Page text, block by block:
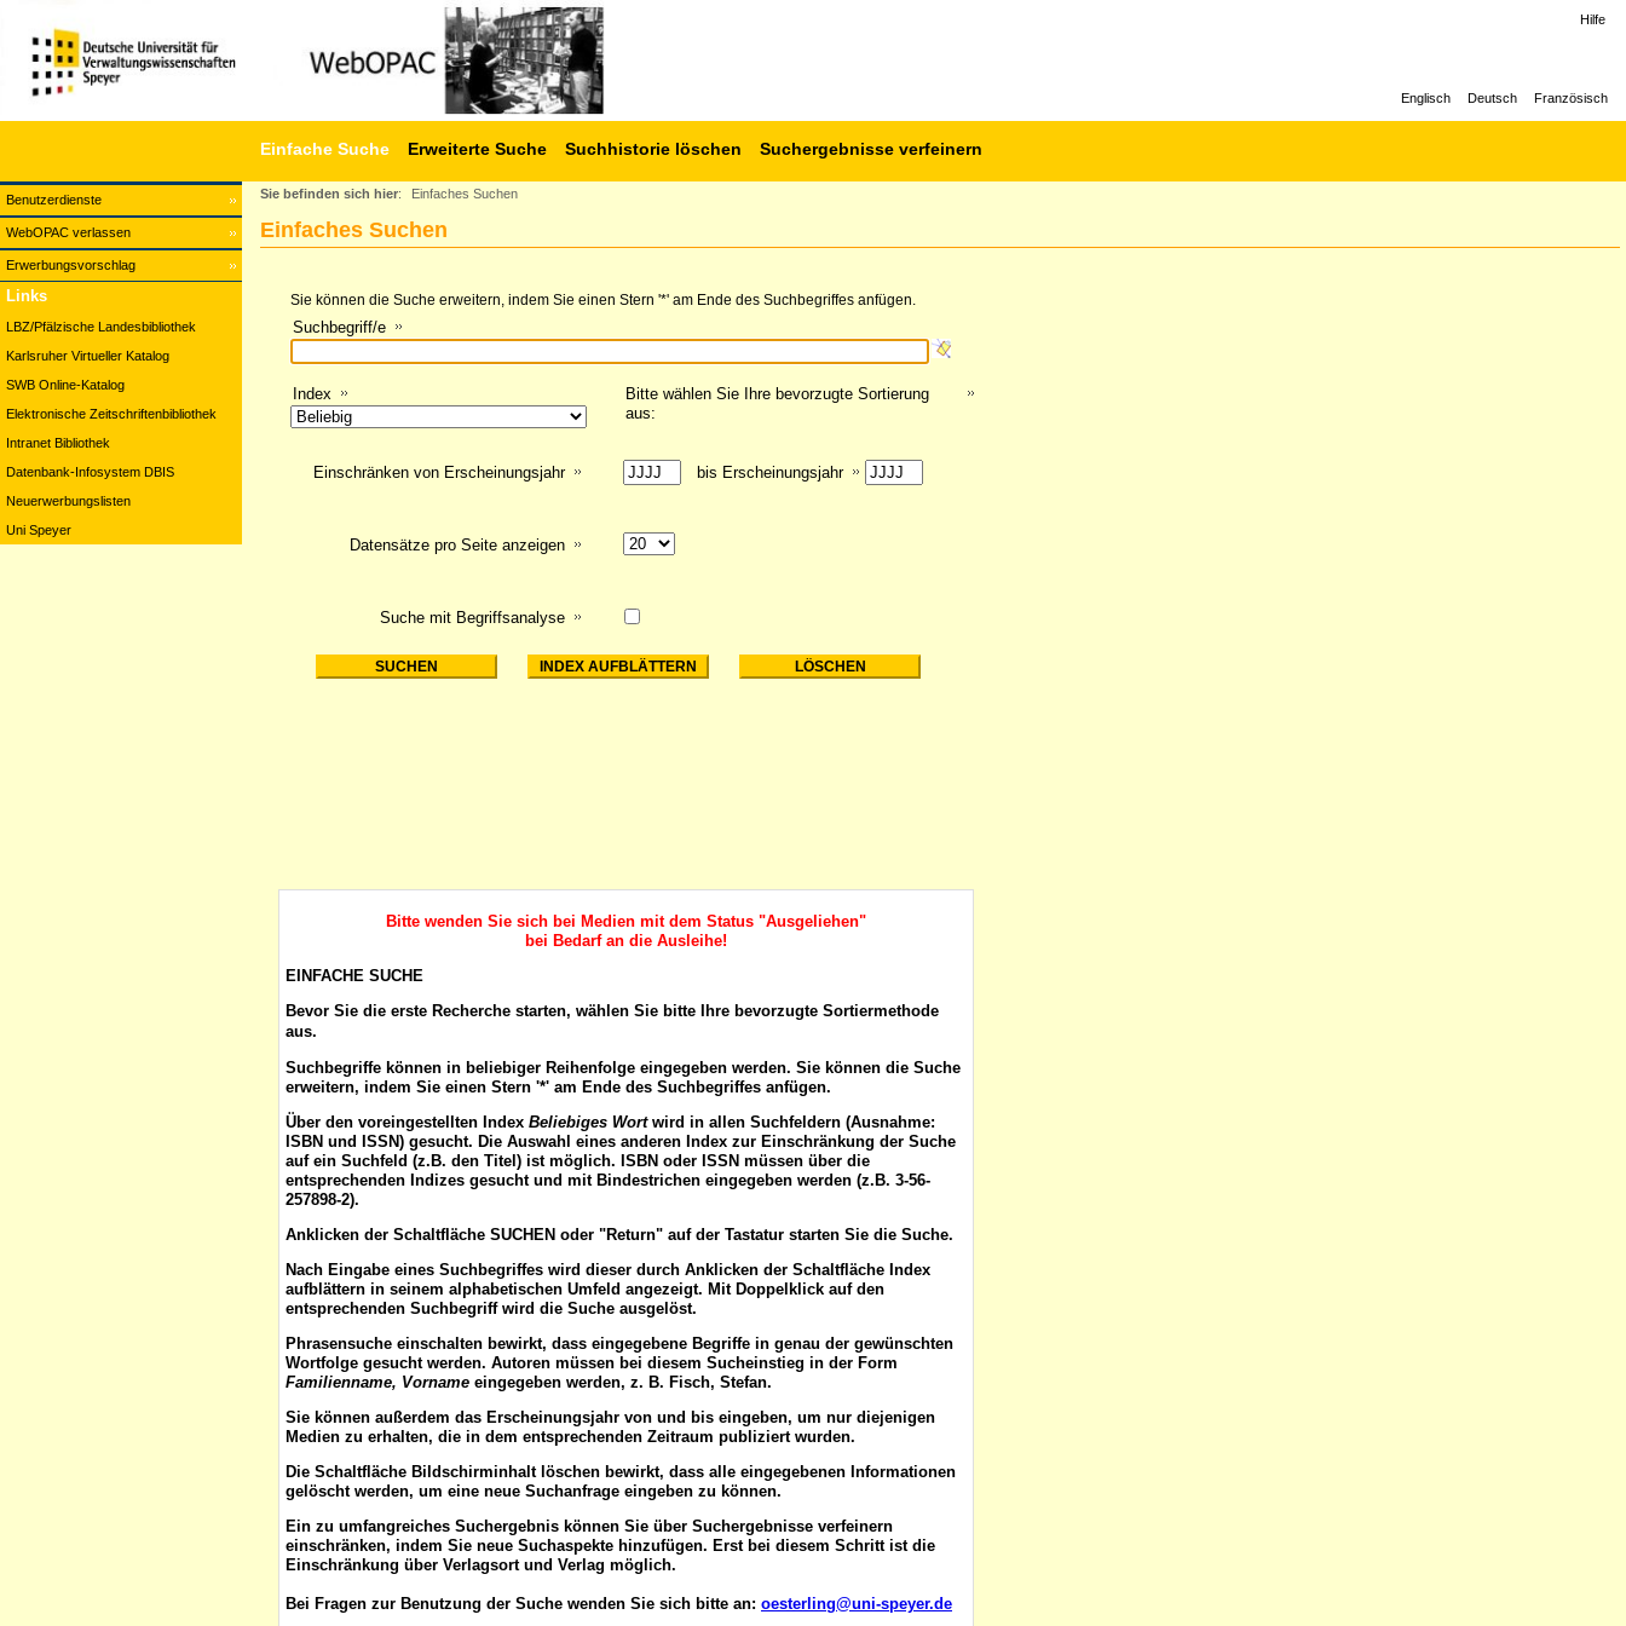
Benutzerdienste
WebOPAC verlassen
Erwerbungsvorschlag
Einfache Suche Erweiterte Suche Suchhistorie löschen Suchergebnisse verfeinern
Hilfe
Englisch Deutsch Französisch
Links
LBZ/Pfälzische Landesbibliothek
Karlsruher Virtueller Katalog
SWB Online-Katalog
Elektronische Zeitschriftenbibliothek
Intranet Bibliothek
Datenbank-Infosystem DBIS
Neuerwerbungslisten
Uni Speyer
Sie befinden sich hier: Einfaches Suchen
Einfaches Suchen
Sie können die Suche erweitern, indem Sie einen Stern '*' am Ende des Suchbegriffes anfügen.
Suchbegriff/e
Index
Bitte wählen Sie Ihre bevorzugte Sortierung
aus:
Suche mit Begriffsanalyse
Einschränken von Erscheinungsjahr bis Erscheinungsjahr
Datensätze pro Seite anzeigen
Bitte wenden Sie sich bei Medien mit dem Status "Ausgeliehen"
bei Bedarf an die Ausleihe!
EINFACHE SUCHE
Bevor Sie die erste Recherche starten, wählen Sie bitte Ihre bevorzugte Sortiermethode
aus.
Suchbegriffe können in beliebiger Reihenfolge eingegeben werden. Sie können die Suche
erweitern, indem Sie einen Stern '*' am Ende des Suchbegriffes anfügen.
Über den voreingestellten Index Beliebiges Wort wird in allen Suchfeldern (Ausnahme:
ISBN und ISSN) gesucht. Die Auswahl eines anderen Index zur Einschränkung der Suche
auf ein Suchfeld (z.B. den Titel) ist möglich. ISBN oder ISSN müssen über die
entsprechenden Indizes gesucht und mit Bindestrichen eingegeben werden (z.B. 3-56-
257898-2).
Anklicken der Schaltfläche SUCHEN oder "Return" auf der Tastatur starten Sie die Suche.
Nach Eingabe eines Suchbegriffes wird dieser durch Anklicken der Schaltfläche Index
aufblättern in seinem alphabetischen Umfeld angezeigt. Mit Doppelklick auf den
entsprechenden Suchbegriff wird die Suche ausgelöst.
Phrasensuche einschalten bewirkt, dass eingegebene Begriffe in genau der gewünschten
Wortfolge gesucht werden. Autoren müssen bei diesem Sucheinstieg in der Form
Familienname, Vorname eingegeben werden, z. B. Fisch, Stefan.
Sie können außerdem das Erscheinungsjahr von und bis eingeben, um nur diejenigen
Medien zu erhalten, die in dem entsprechenden Zeitraum publiziert wurden.
Die Schaltfläche Bildschirminhalt löschen bewirkt, dass alle eingegebenen Informationen
gelöscht werden, um eine neue Suchanfrage eingeben zu können.
Ein zu umfangreiches Suchergebnis können Sie über Suchergebnisse verfeinern
einschränken, indem Sie neue Suchaspekte hinzufügen. Erst bei diesem Schritt ist die
Einschränkung über Verlagsort und Verlag möglich.
Bei Fragen zur Benutzung der Suche wenden Sie sich bitte an: oesterling@uni-speyer.de